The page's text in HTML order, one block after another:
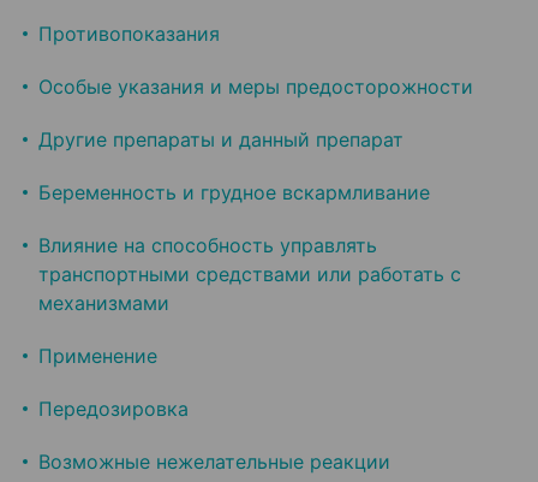
Противопоказания
Особые указания и меры предосторожности
Другие препараты и данный препарат
Беременность и грудное вскармливание
Влияние на способность управлять
транспортными средствами или работать с
механизмами
Применение
Передозировка
Возможные нежелательные реакции